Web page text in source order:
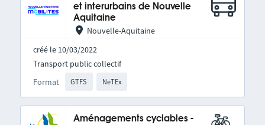
et interurbains de Nouvelle
Aquitaine
Nouvelle-Aquitaine
créé le 10/03/2022
Format GTFS NeTEx
Transport public collectif
Aménagements cyclables -